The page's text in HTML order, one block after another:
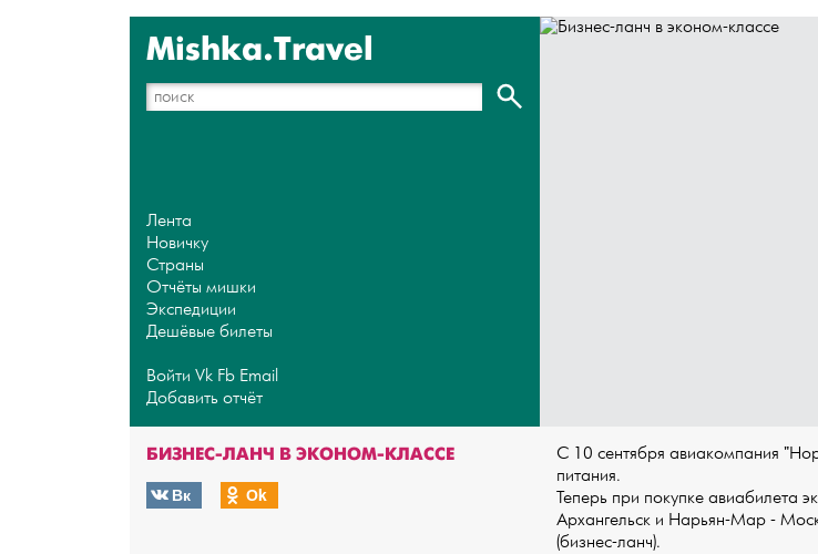
Mishka.Travel
Лента
Новичку
Страны
Отчёты мишки
Экспедиции
Дешёвые билеты
Войти Vk Fb Email
Добавить отчёт
БИЗНЕС-ЛАНЧ В ЭКОНОМ-КЛАССЕ
Вк Оk
С 10 сентября авиакомпания
питания.
Теперь при покупке авиабилета
Архангельск и Нарьян-Мар -
(бизнес-ланч).